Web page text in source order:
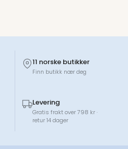
11 norske butikker
Finn butikk nær deg
Levering
Gratis frakt over 798 kr ·
retur 14 dager